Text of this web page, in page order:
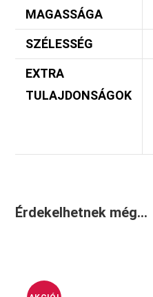
MAGASSÁGA
SZÉLESSÉG
EXTRA
TULAJDONSÁGOK
Érdekelhetnek még…